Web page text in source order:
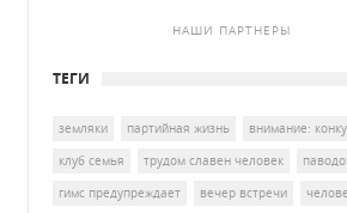
НАШИ ПАРТНЕРЫ
ТЕГИ
земляки партийная жизнь
внимание:
клуб семья
трудом славен человек
гимс предупреждает
вечер встречи